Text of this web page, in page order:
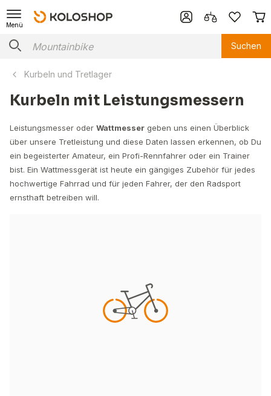
Menü
Suchen
Kurbeln und Tretlager
Kurbeln mit Leistungsmessern
Leistungsmesser oder Wattmesser geben uns einen Überblick
über unsere Tretleistung und diese Daten lassen erkennen, ob Du
ein begeisterter Amateur, ein Profi-Rennfahrer oder ein Trainer
bist. Ein Wattmessgerät ist heute ein gängiges Zubehör für jedes
hochwertige Fahrrad und für jeden Fahrer, der den Radsport
ernsthaft betreiben will.